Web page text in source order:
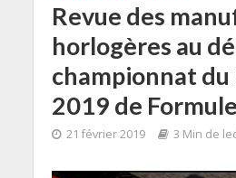
Revue des
horlogères au
championnat du
2019 de
21 février 2019 3 Min de